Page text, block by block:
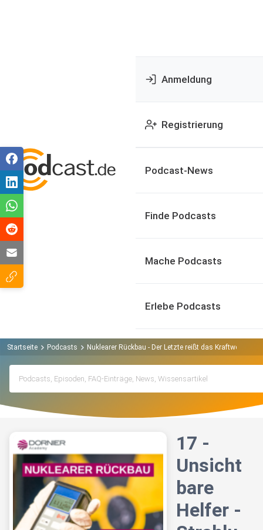
Anmeldung
Registrierung
Podcast-News
Finde Podcasts
Mache Podcasts
Erlebe Podcasts
Startseite Podcasts Nuklearer Rückbau - Der Letzte reißt das Kraftwerk ab
17 -
Unsicht
bare
Helfer -